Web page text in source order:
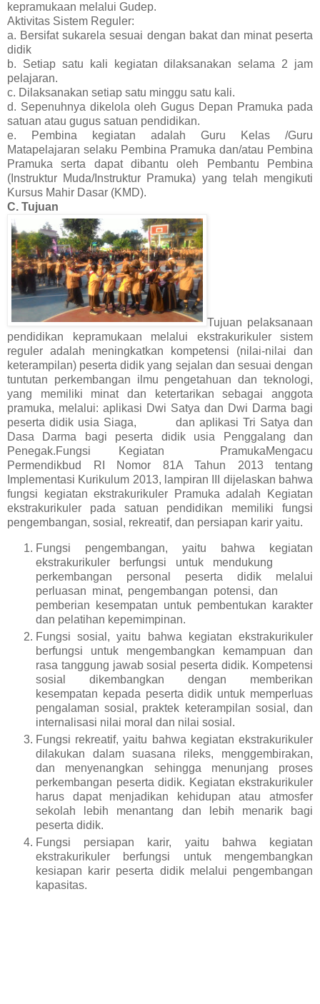
kepramukaan melalui Gudep.
Aktivitas Sistem Reguler:
a. Bersifat sukarela sesuai dengan bakat dan minat peserta
didik
b. Setiap satu kali kegiatan dilaksanakan selama 2 jam
pelajaran.
c. Dilaksanakan setiap satu minggu satu kali.
d. Sepenuhnya dikelola oleh Gugus Depan Pramuka pada
satuan atau gugus satuan pendidikan.
e. Pembina kegiatan adalah Guru Kelas /Guru
Matapelajaran selaku Pembina Pramuka dan/atau Pembina
Pramuka serta dapat dibantu oleh Pembantu Pembina
(Instruktur Muda/Instruktur Pramuka) yang telah mengikuti
Kursus Mahir Dasar (KMD).
C. Tujuan
Tujuan pelaksanaan
pendidikan kepramukaan melalui ekstrakurikuler sistem
reguler adalah meningkatkan kompetensi (nilai-nilai dan
keterampilan) peserta didik yang sejalan dan sesuai dengan
tuntutan perkembangan ilmu pengetahuan dan teknologi,
yang memiliki minat dan ketertarikan sebagai anggota
pramuka, melalui: aplikasi Dwi Satya dan Dwi Darma bagi
peserta didik usia Siaga, dan aplikasi Tri Satya dan
Dasa Darma bagi peserta didik usia Penggalang dan
Penegak.Fungsi Kegiatan PramukaMengacu
Permendikbud RI Nomor 81A Tahun 2013 tentang
Implementasi Kurikulum 2013, lampiran III dijelaskan bahwa
fungsi kegiatan ekstrakurikuler Pramuka adalah Kegiatan
ekstrakurikuler pada satuan pendidikan memiliki fungsi
pengembangan, sosial, rekreatif, dan persiapan karir yaitu.
Fungsi pengembangan, yaitu bahwa kegiatan
ekstrakurikuler berfungsi untuk mendukung
perkembangan personal peserta didik melalui
perluasan minat, pengembangan potensi, dan
pemberian kesempatan untuk pembentukan karakter
dan pelatihan kepemimpinan.
Fungsi sosial, yaitu bahwa kegiatan ekstrakurikuler
berfungsi untuk mengembangkan kemampuan dan
rasa tanggung jawab sosial peserta didik. Kompetensi
sosial dikembangkan dengan memberikan
kesempatan kepada peserta didik untuk memperluas
pengalaman sosial, praktek keterampilan sosial, dan
internalisasi nilai moral dan nilai sosial.
Fungsi rekreatif, yaitu bahwa kegiatan ekstrakurikuler
dilakukan dalam suasana rileks, menggembirakan,
dan menyenangkan sehingga menunjang proses
perkembangan peserta didik. Kegiatan ekstrakurikuler
harus dapat menjadikan kehidupan atau atmosfer
sekolah lebih menantang dan lebih menarik bagi
peserta didik.
Fungsi persiapan karir, yaitu bahwa kegiatan
ekstrakurikuler berfungsi untuk mengembangkan
kesiapan karir peserta didik melalui pengembangan
kapasitas.